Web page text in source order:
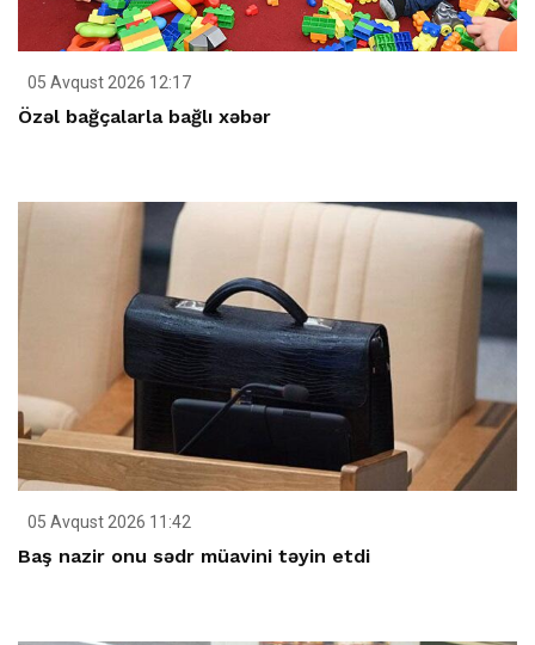
05 Avqust 2026 12:17
Özəl bağçalarla bağlı xəbər
05 Avqust 2026 11:42
Baş nazir onu sədr müavini təyin etdi